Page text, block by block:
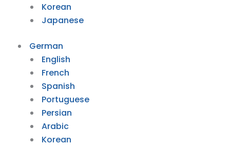
Korean
Japanese
German
English
French
Spanish
Portuguese
Persian
Arabic
Korean